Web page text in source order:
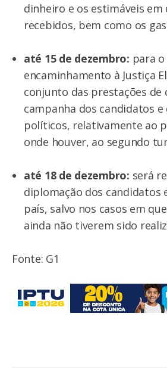
dinheiro e os estimáveis
recebidos, bem como os
até 15 de dezembro: para o
encaminhamento à Justiça
conjunto das prestações de
campanha dos candidatos
políticos, relativamente ao
onde houver, ao segundo
até 18 de dezembro: será
diplomação dos candidatos
país, salvo nos casos em
ainda não tiverem sido
Fonte: G1